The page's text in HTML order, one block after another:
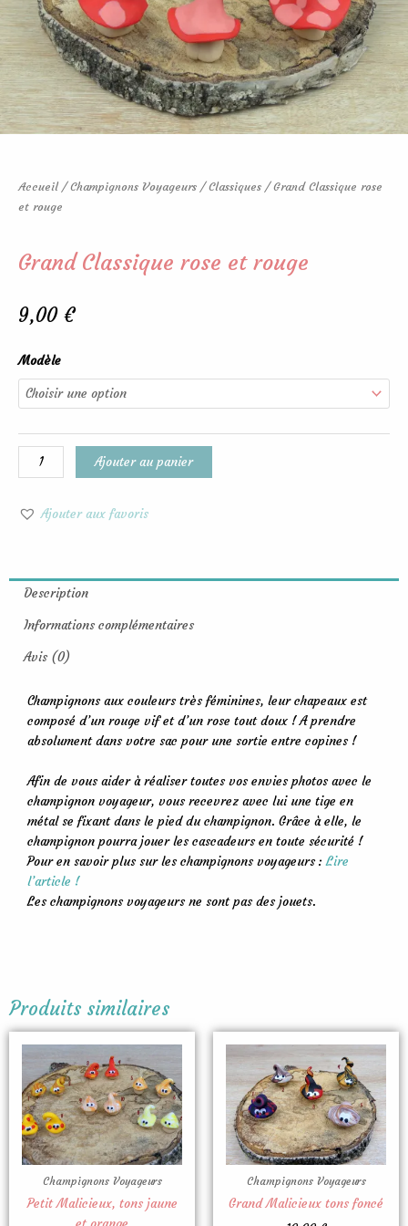
Accueil /Champignons Voyageurs /Classiques / Grand Classique rose
et rouge
Grand Classique rose et rouge
9,00 €
Modèle
quantité
de
Grand
rose
rouge
Ajouter au panier
Ajouter aux favoris
Description
Informations complémentaires
Avis (0)
Champignons aux couleurs très féminines, leur chapeaux est
composé d’un rouge vif et d’un rose tout doux ! A prendre
absolument dans votre sac pour une sortie entre copines !
Afin de vous aider à réaliser toutes vos envies photos avec le
champignon voyageur, vous recevrez avec lui une tige en
métal se fixant dans le pied du champignon. Grâce à elle, le
champignon pourra jouer les cascadeurs en toute sécurité !
Pour en savoir plus sur les champignons voyageurs :Lire
l’article !
Les champignons voyageurs ne sont pas des jouets.
Produits similaires
Champignons Voyageurs
Petit Malicieux, tons jaune
a
plusieurs
variations.
Les
options
peuvent
être
Champignons Voyageurs
Grand Malicieux tons foncé
produit
a
Les
options
être